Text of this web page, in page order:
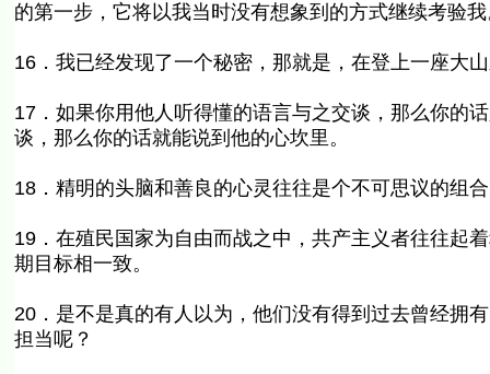
的第一步，它将以我当时没有想象到的方式继续考验
16．我已经发现了一个秘密，那就是，在登上一座大
17．如果你用他人听得懂的语言与之交谈，那么你的
谈，那么你的话就能说到他的心坎里。
18．精明的头脑和善良的心灵往往是个不可思议的组
19．在殖民国家为自由而战之中，共产主义者往往起
期目标相一致。
20．是不是真的有人以为，他们没有得到过去曾经拥
担当呢？